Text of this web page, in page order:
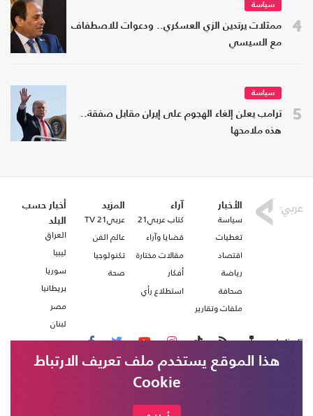
4
سياسة
ممثلات يرتدين الزي العسكري.. ودعوات للاصطفاف
مع السيسي
5
سياسة
ترامب يعلن إلغاء الهجوم على إيران مقابل صفقة..
هذه ملامحها
الأخبار
سياسة
تغطيات
اقتصاد
رياضة
صحافة
ملفات وتقارير
آراء
كتاب عربي21
قضايا وآراء
مقالات مختارة
أفكار
استطلاع رأي
المزيد
عربي21 TV
عالم الفن
تكنولوجيا
صحة
أخبار حسب
البلد
العراق
ليبيا
سوريا
بريطانيا
مصر
لبنان
تابعنا على
هذا الموقع يستخدم ملف تعريف الارتباط
Cookie